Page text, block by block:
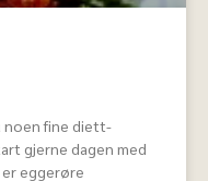
noen fine diett-
gjerne dagen med
eggerøre